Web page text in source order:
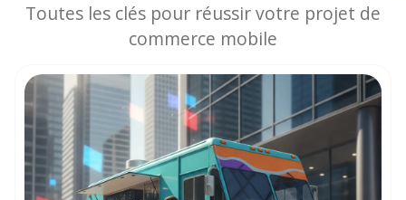
Toutes les clés pour réussir votre projet de
commerce mobile